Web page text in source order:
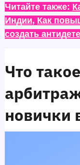
Читайте также:
Индии, Как
создать
Что
новички